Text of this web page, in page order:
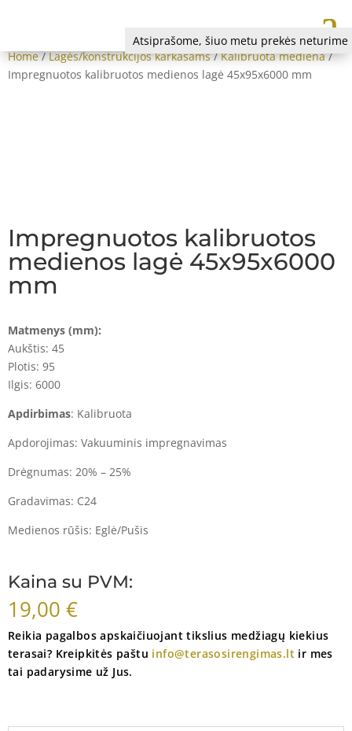
Atsiprašome, šiuo metu prekės neturime
Home/Lagės/konstrukcijos karkasams/Kalibruota mediena/
Impregnuotos kalibruotos medienos lagė 45x95x6000 mm
Impregnuotos kalibruotos
medienos lagė 45x95x6000
mm
Matmenys (mm):
Aukštis: 45
Plotis: 95
Ilgis: 6000
Apdirbimas: Kalibruota
Apdorojimas: Vakuuminis impregnavimas
Drėgnumas: 20% – 25%
Gradavimas: C24
Medienos rūšis: Eglė/Pušis
Kaina su PVM:
19,00 €
Reikia pagalbos apskaičiuojant tikslius medžiagų kiekius
terasai? Kreipkitės paštu info@terasosirengimas.lt ir mes
tai padarysime už Jus.